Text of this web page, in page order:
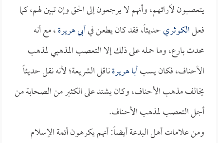
يتعصبون لآرائهم، وأنهم لا يرجعون إلى الحق وإن تبين لهم، كما
فعلالكوثريحديثاً، فقد كان يطعن فيأبي هريرة، مع أنه
محدث بارع، وما حمله على ذلك إلا التعصب المذهبي لمذهب
الأحناف، فكان يسبأبا هريرةناقل الشريعة؛ لأنه نقل حديثاً
يخالف مذهب الأحناف، وكان يشتد على الكثير من الصحابة من
أجل التعصب لمذهب الأحناف.
ومن علامات أهل البدعة أيضاً: أنهم يكرهون أئمة الإسلام